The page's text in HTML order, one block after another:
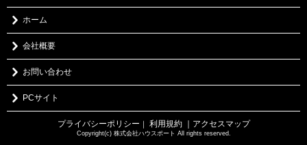
ホーム
会社概要
お問い合わせ
PCサイト
プライバシーポリシー ｜ 利用規約 ｜アクセスマップ
Copyright(c) 株式会社ハウスポート All rights reserved.